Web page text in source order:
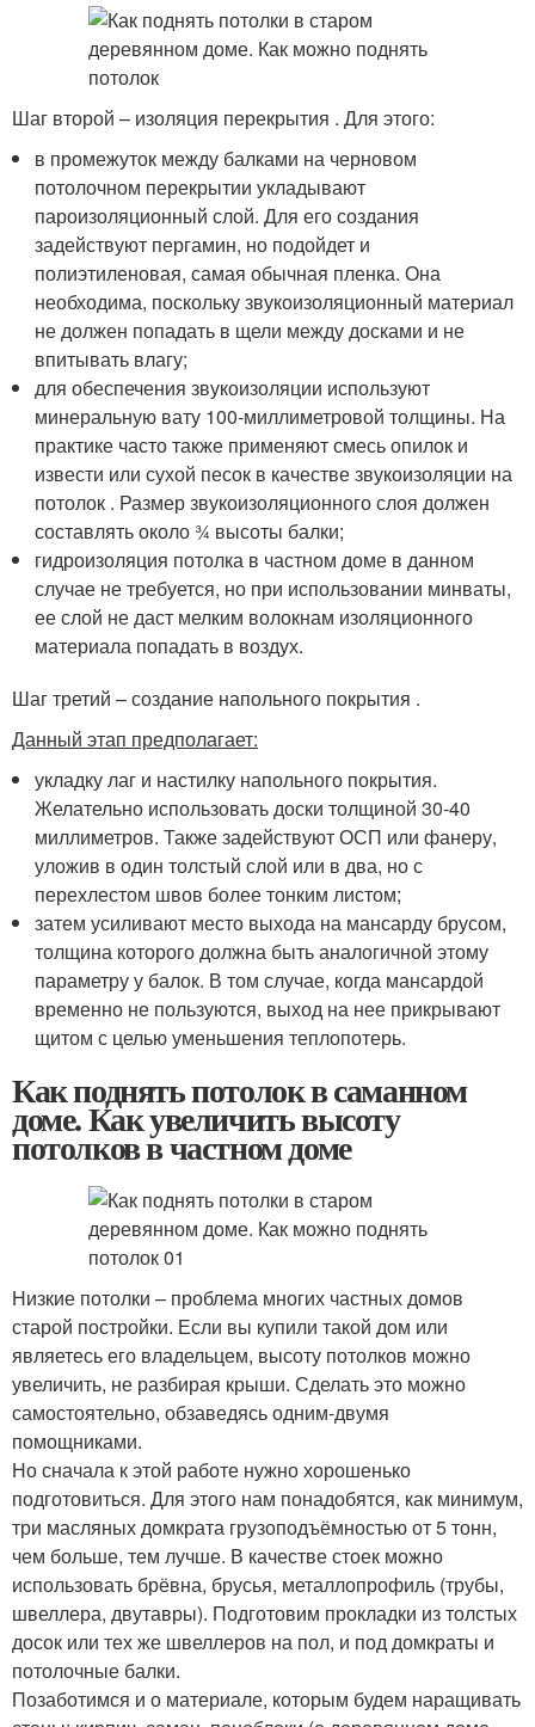
Шаг второй – изоляция перекрытия . Для этого:
в промежуток между балками на черновом
потолочном перекрытии укладывают
пароизоляционный слой. Для его создания
задействуют пергамин, но подойдет и
полиэтиленовая, самая обычная пленка. Она
необходима, поскольку звукоизоляционный материал
не должен попадать в щели между досками и не
впитывать влагу;
для обеспечения звукоизоляции используют
минеральную вату 100-миллиметровой толщины. На
практике часто также применяют смесь опилок и
извести или сухой песок в качестве звукоизоляции на
потолок . Размер звукоизоляционного слоя должен
составлять около ¾ высоты балки;
гидроизоляция потолка в частном доме в данном
случае не требуется, но при использовании минваты,
ее слой не даст мелким волокнам изоляционного
материала попадать в воздух.
Шаг третий – создание напольного покрытия .
Данный этап предполагает:
укладку лаг и настилку напольного покрытия.
Желательно использовать доски толщиной 30-40
миллиметров. Также задействуют ОСП или фанеру,
уложив в один толстый слой или в два, но с
перехлестом швов более тонким листом;
затем усиливают место выхода на мансарду брусом,
толщина которого должна быть аналогичной этому
параметру у балок. В том случае, когда мансардой
временно не пользуются, выход на нее прикрывают
щитом с целью уменьшения теплопотерь.
Как поднять потолок в саманном
доме. Как увеличить высоту
потолков в частном доме
Низкие потолки – проблема многих частных домов
старой постройки. Если вы купили такой дом или
являетесь его владельцем, высоту потолков можно
увеличить, не разбирая крыши. Сделать это можно
самостоятельно, обзаведясь одним-двумя
помощниками.
Но сначала к этой работе нужно хорошенько
подготовиться. Для этого нам понадобятся, как минимум,
три масляных домкрата грузоподъёмностью от 5 тонн,
чем больше, тем лучше. В качестве стоек можно
использовать брёвна, брусья, металлопрофиль (трубы,
швеллера, двутавры). Подготовим прокладки из толстых
досок или тех же швеллеров на пол, и под домкраты и
потолочные балки.
Позаботимся и о материале, которым будем наращивать